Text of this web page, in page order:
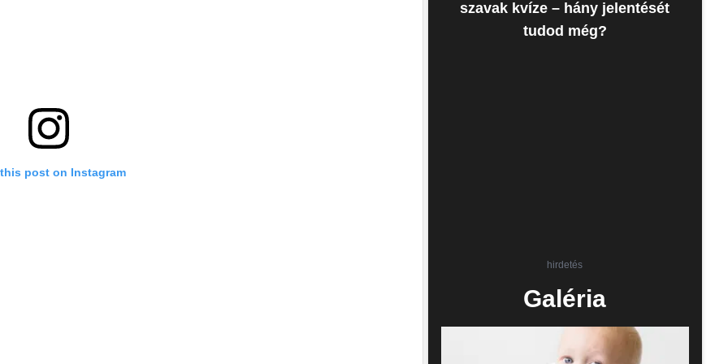
post on Instagram
szavak kvíze – hány jelentését
tudod még?
hirdetés
Galéria